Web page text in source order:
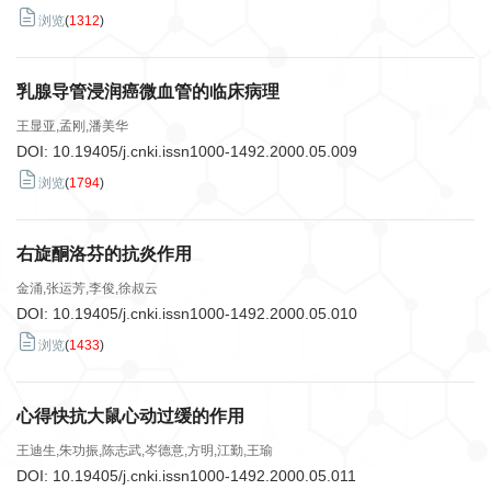
浏览(1312)
乳腺导管浸润癌微血管的临床病理
王显亚,孟刚,潘美华
DOI: 10.19405/j.cnki.issn1000-1492.2000.05.009
浏览(1794)
右旋酮洛芬的抗炎作用
金涌,张运芳,李俊,徐叔云
DOI: 10.19405/j.cnki.issn1000-1492.2000.05.010
浏览(1433)
心得快抗大鼠心动过缓的作用
王迪生,朱功振,陈志武,岑德意,方明,江勤,王瑜
DOI: 10.19405/j.cnki.issn1000-1492.2000.05.011